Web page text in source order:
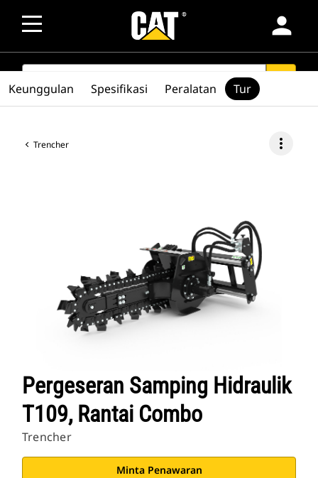
person
SEARCH
Trencher more_vert
Pergeseran Samping Hidraulik
T109, Rantai Combo
Trencher
Minta Penawaran
Keunggulan Spesifikasi Peralatan Tur